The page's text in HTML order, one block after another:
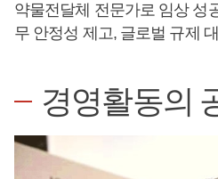
약물전달체 전문가로 임상 성
무 안정성 제고, 글로벌 규제
경영활동의